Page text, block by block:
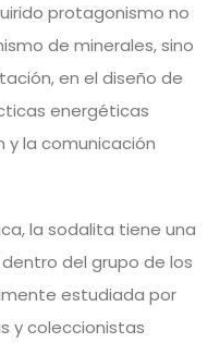
protagonismo no
de minerales, sino
en el diseño de
energéticas
la comunicación
la sodalita tiene una
del grupo de los
estudiada por
y coleccionistas